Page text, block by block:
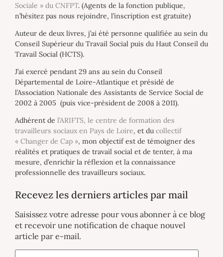
Sociale » du CNFPT. (Agents de la fonction publique,
n’hésitez pas nous rejoindre, l’inscription est gratuite)
Auteur de deux livres, j’ai été personne qualifiée au sein du
Conseil Supérieur du Travail Social puis du Haut Conseil du
Travail Social (HCTS).
J’ai exercé pendant 29 ans au sein du Conseil
Départemental de Loire-Atlantique et présidé de
l’Association Nationale des Assistants de Service Social de
2002 à 2005 (puis vice-président de 2008 à 2011).
Adhérent de l’ARIFTS, le centre de formation des
travailleurs sociaux en Pays de Loire, et du collectif
« Changer de Cap », mon objectif est de témoigner des
réalités et pratiques de travail social et de tenter, à ma
mesure, d’enrichir la réflexion et la connaissance
professionnelle des travailleurs sociaux.
Recevez les derniers articles par mail
Saisissez votre adresse pour vous abonner à ce blog
et recevoir une notification de chaque nouvel
article par e-mail.